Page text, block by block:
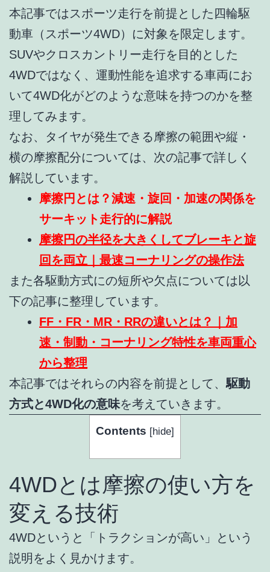
本記事ではスポーツ走行を前提とした四輪駆
動車（スポーツ4WD）に対象を限定します。
SUVやクロスカントリー走行を目的とした
4WDではなく、運動性能を追求する車両にお
いて4WD化がどのような意味を持つのかを整
理してみます。
なお、タイヤが発生できる摩擦の範囲や縦・
横の摩擦配分については、次の記事で詳しく
解説しています。
摩擦円とは？減速・旋回・加速の関係を
サーキット走行的に解説
摩擦円の半径を大きくしてブレーキと旋
回を両立｜最速コーナリングの操作法
また各駆動方式にの短所や欠点については以
下の記事に整理しています。
FF・FR・MR・RRの違いとは？｜加
速・制動・コーナリング特性を車両重心
から整理
本記事ではそれらの内容を前提として、駆動
方式と4WD化の意味を考えていきます。
Contents [hide]
4WDとは摩擦の使い方を
変える技術
4WDというと「トラクションが高い」という
説明をよく見かけます。